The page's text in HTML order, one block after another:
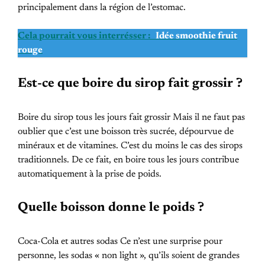
principalement dans la région de l’estomac.
Cela pourrait vous interrésser : Idée smoothie fruit
rouge
Est-ce que boire du sirop fait grossir ?
Boire du sirop tous les jours fait grossir Mais il ne faut pas
oublier que c’est une boisson très sucrée, dépourvue de
minéraux et de vitamines. C’est du moins le cas des sirops
traditionnels. De ce fait, en boire tous les jours contribue
automatiquement à la prise de poids.
Quelle boisson donne le poids ?
Coca-Cola et autres sodas Ce n’est une surprise pour
personne, les sodas « non light », qu’ils soient de grandes